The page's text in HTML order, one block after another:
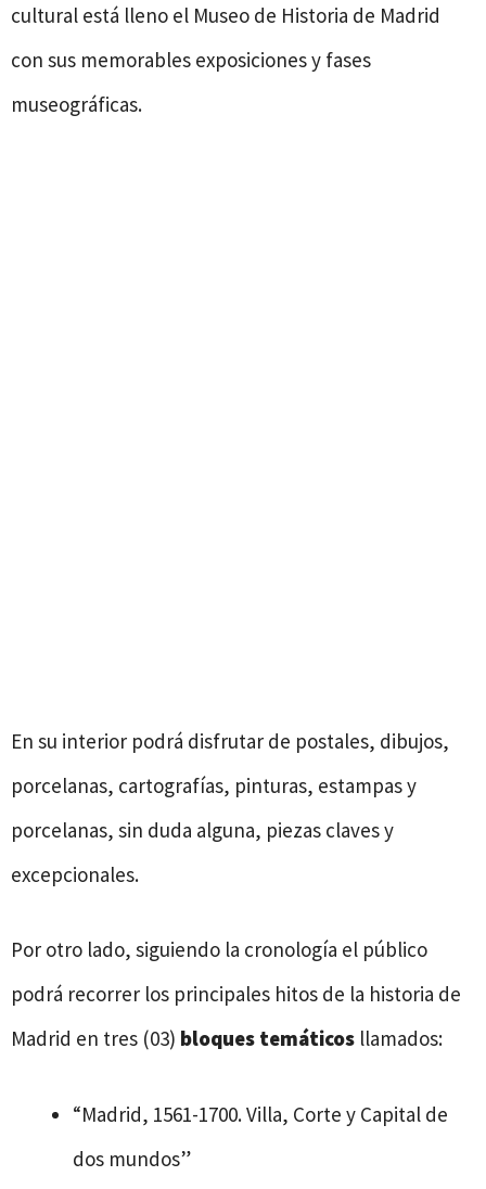
cultural está lleno el Museo de Historia de Madrid
con sus memorables exposiciones y fases
museográficas.
En su interior podrá disfrutar de postales, dibujos,
porcelanas, cartografías, pinturas, estampas y
porcelanas, sin duda alguna, piezas claves y
excepcionales.
Por otro lado, siguiendo la cronología el público
podrá recorrer los principales hitos de la historia de
Madrid en tres (03) bloques temáticos llamados:
“Madrid, 1561-1700. Villa, Corte y Capital de
dos mundos”